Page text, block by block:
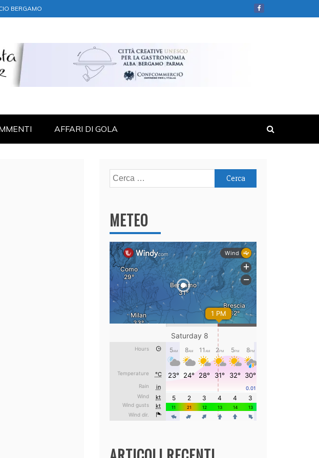
BERGAMO
AFFARI DI GOLA
Ricerca
per:
METEO